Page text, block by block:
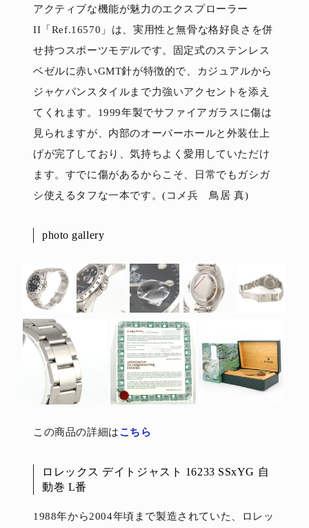
アクティブな機能が魅力のエクスプローラー
II「Ref.16570」は、実用性と無骨な格好良さを併
せ持つスポーツモデルです。固定式のステンレス
ベゼルに赤いGMT針が特徴的で、カジュアルから
ジャケパンスタイルまで力強いアクセントを添え
てくれます。1999年製でサファイアガラスに傷は
見られますが、内部のオーバーホールと外装仕上
げが完了しており、気持ちよく愛用していただけ
ます。すでに傷があるからこそ、日常でもガシガ
シ使えるタフな一本です。(コメ兵 鳥居 真)
photo gallery
この商品の詳細はこちら
ロレックス デイトジャスト 16233 SSxYG 自
動巻 L番
1988年から2004年頃まで製造されていた、ロレッ